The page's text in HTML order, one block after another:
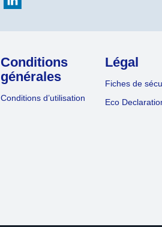
Conditions
générales
Conditions d’utilisation
Légal
Fiches de
Eco